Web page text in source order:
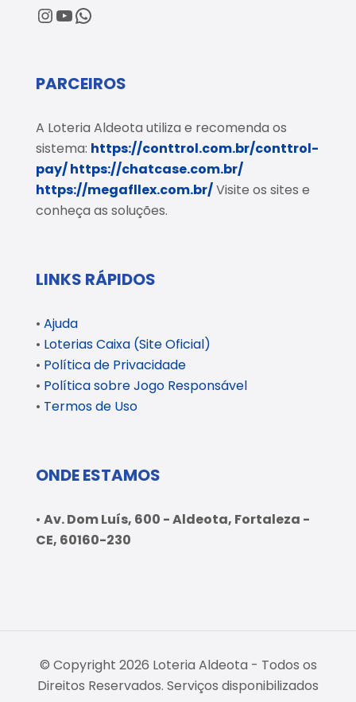
@loteriaaldeota
@loteriaaldeota
Central de Atendimento
PARCEIROS
A Loteria Aldeota utiliza e recomenda os
sistema: https://conttrol.com.br/conttrol-
pay/https://chatcase.com.br/
https://megafllex.com.br/Visite os sites e
conheça as soluções.
LINKS RÁPIDOS
• Ajuda
• Loterias Caixa (Site Oficial)
• Política de Privacidade
• Política sobre Jogo Responsável
• Termos de Uso
ONDE ESTAMOS
• Av. Dom Luís, 600 - Aldeota, Fortaleza -
CE, 60160-230
© Copyright 2026 Loteria Aldeota - Todos os
Direitos Reservados. Serviços disponibilizados